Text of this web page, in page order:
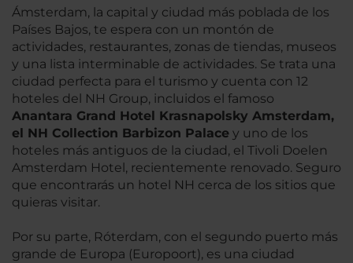
Ámsterdam, la capital y ciudad más poblada de los
Países Bajos, te espera con un montón de
actividades, restaurantes, zonas de tiendas, museos
y una lista interminable de actividades. Se trata una
ciudad perfecta para el turismo y cuenta con 12
hoteles del NH Group, incluidos el famoso
Anantara Grand Hotel Krasnapolsky Amsterdam,
el NH Collection Barbizon Palace y uno de los
hoteles más antiguos de la ciudad, el Tivoli Doelen
Amsterdam Hotel, recientemente renovado. Seguro
que encontrarás un hotel NH cerca de los sitios que
quieras visitar.
Por su parte, Róterdam, con el segundo puerto más
grande de Europa (Europoort), es una ciudad